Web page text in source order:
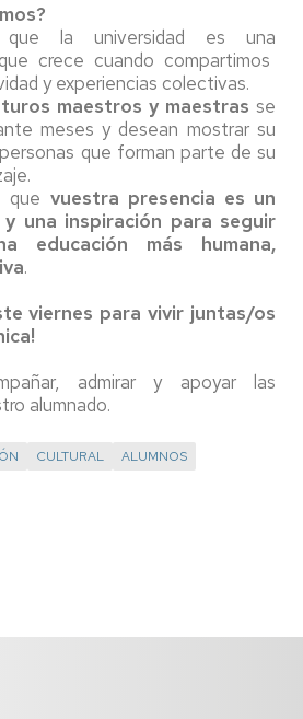
que la universidad es una
crece cuando compartimos
y experiencias colectivas.
maestros y maestras se
meses y desean mostrar su
que forman parte de su
que vuestra presencia es un
una inspiración para seguir
educación más humana,
.
viernes para vivir juntas/os
admirar y apoyar las
alumnado.
CULTURAL ALUMNOS